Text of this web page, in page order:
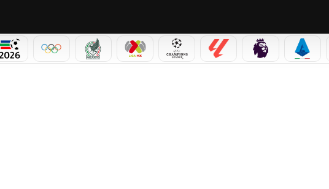
MUNDIAL 2026OLÍMPICOSSELECCIÓN MEXICANA
LIGA MX CHAMPIONS LEAGUE
LALIGA PREMIER LEAGUE
SERIE A